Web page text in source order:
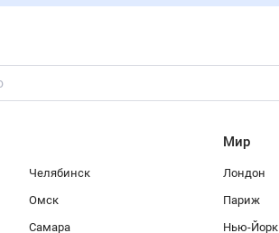
Челябинск
Омск
Самара
Мир
Лондон
Париж
Нью-Йорк